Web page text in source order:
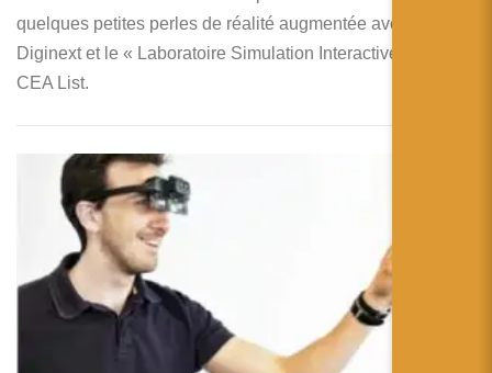
quelques petites perles de réalité augmentée avec
Diginext et le « Laboratoire Simulation Interactive » du
CEA List.